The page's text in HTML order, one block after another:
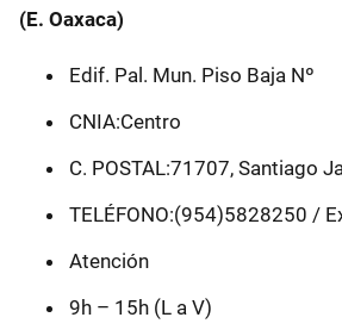
(E. Oaxaca)
Edif. Pal. Mun. Piso Baja Nº
CNIA:Centro
C. POSTAL:71707, Santiago
TELÉFONO:(954)5828250 /
Atención
9h – 15h (L a V)